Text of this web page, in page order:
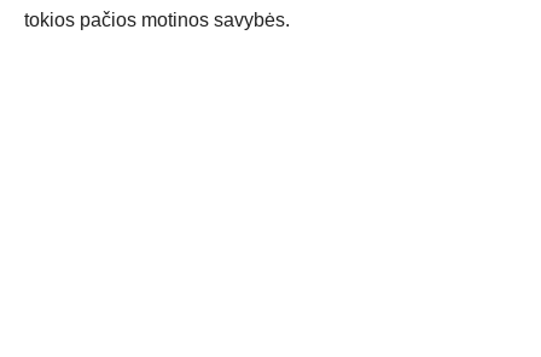
tokios pačios motinos savybės.